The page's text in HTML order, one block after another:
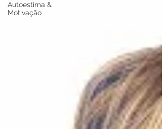
Autoestima &
Motivação